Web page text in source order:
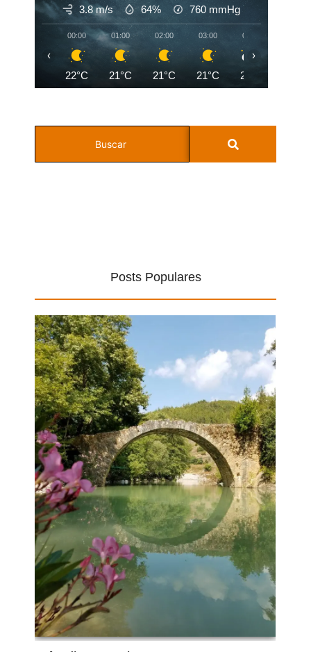
3.8 m/s 64% 760 mmHg
00:00
22°C
01:00
21°C
02:00
21°C
03:00
21°C
04:00
20°C
‹ ›
Posts Populares